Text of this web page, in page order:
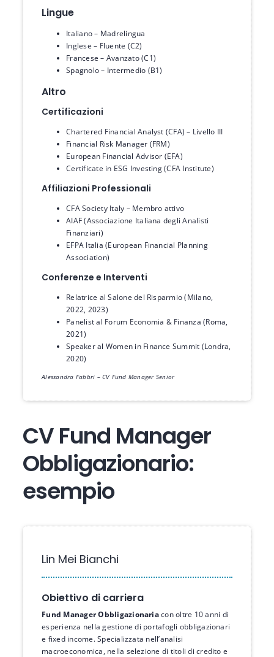
Lingue
Italiano – Madrelingua
Inglese – Fluente (C2)
Francese – Avanzato (C1)
Spagnolo – Intermedio (B1)
Altro
Certificazioni
Chartered Financial Analyst (CFA) – Livello III
Financial Risk Manager (FRM)
European Financial Advisor (EFA)
Certificate in ESG Investing (CFA Institute)
Affiliazioni Professionali
CFA Society Italy – Membro attivo
AIAF (Associazione Italiana degli Analisti
Finanziari)
EFPA Italia (European Financial Planning
Association)
Conferenze e Interventi
Relatrice al Salone del Risparmio (Milano,
2022, 2023)
Panelist al Forum Economia & Finanza (Roma,
2021)
Speaker al Women in Finance Summit (Londra,
2020)
Alessandra Fabbri – CV Fund Manager Senior
CV Fund Manager
Obbligazionario:
esempio
Lin Mei Bianchi
Obiettivo di carriera
Fund Manager Obbligazionariacon oltre 10 anni di
esperienza nella gestione di portafogli obbligazionari
e fixed income. Specializzata nell’analisi
macroeconomica, nella selezione di titoli di credito e